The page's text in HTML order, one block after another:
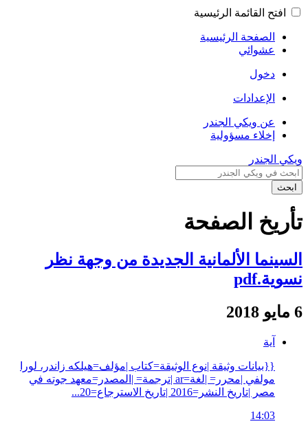
افتح القائمة الرئيسية
الصفحة الرئيسية
عشوائي
دخول
الإعدادات
عن ويكي الجندر
إخلاء مسؤولية
ويكي الجندر
ابحث
تأريخ الصفحة
السينما الألمانية الجديدة من وجهة نظر
نسوية.pdf
6 مايو 2018
آية
{{بيانات وثيقة |نوع الوثيقة=كتاب |مؤلف=هيلكه زاندر، لورا
مولفي |محرر= |لغة=ar |ترجمة= |المصدر=معهد جوته في
مصر |تاريخ النشر=2016 |تاريخ الاسترجاع=20...
14:03